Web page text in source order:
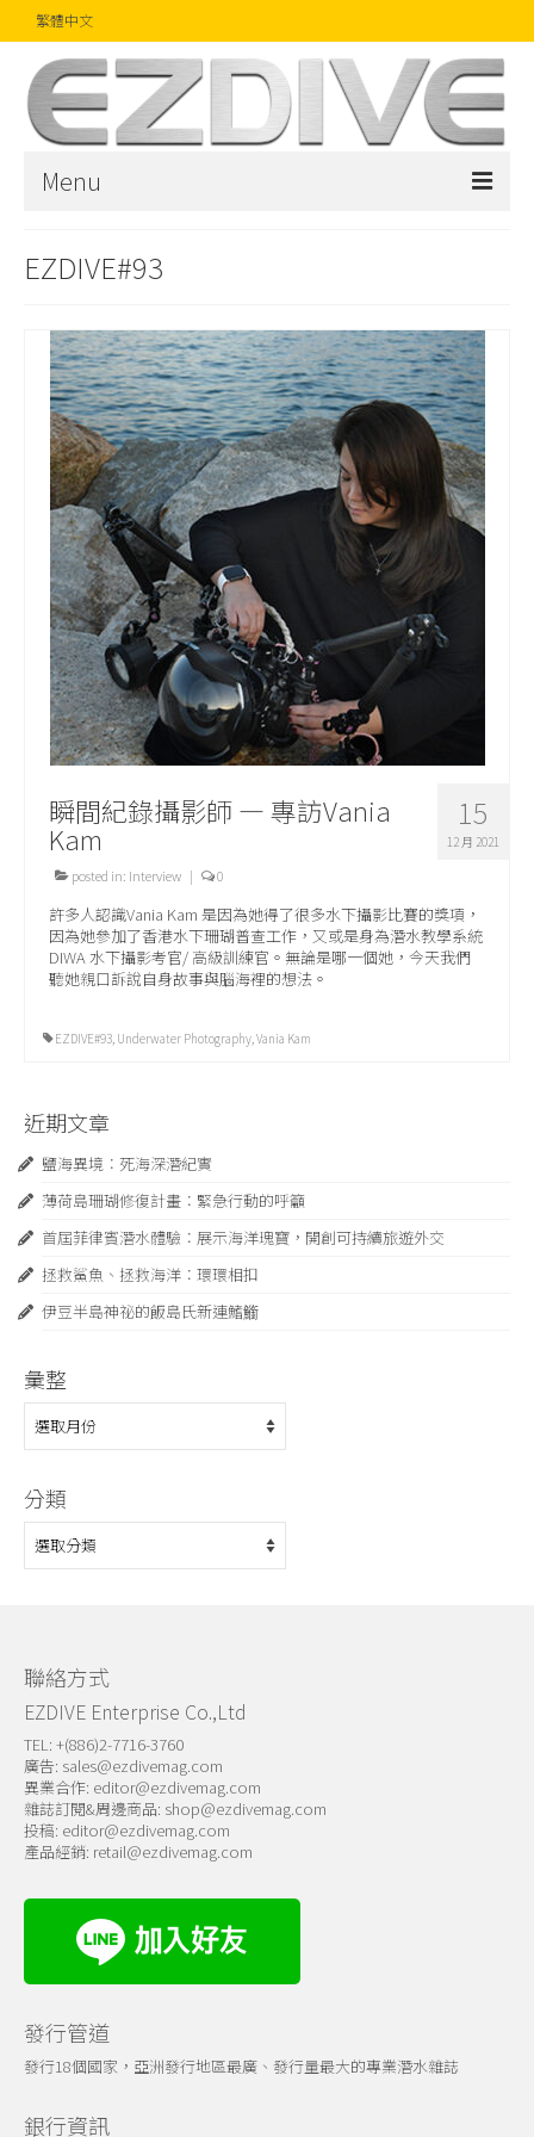
繁體中文
Menu
文章
精品
攝影比賽
話題焦點
關於我們
EZDIVE#93
15
12 月 2021
瞬間紀錄攝影師 — 專訪Vania
Kam
posted in: Interview | 0
許多人認識Vania Kam 是因為她得了很多水下攝影比賽的獎項，
因為她參加了香港水下珊瑚普查工作，又或是身為潛水教學系統
DIWA 水下攝影考官/ 高級訓練官。無論是哪一個她，今天我們
聽她親口訴說自身故事與腦海裡的想法。
EZDIVE#93 Underwater Photography Vania Kam
近期文章
鹽海異境：死海深潛紀實
薄荷島珊瑚修復計畫：緊急⾏動的呼籲
首屆菲律賓潛水體驗：展示海洋瑰寶，開創可持續旅遊外交
拯救鯊魚、拯救海洋：環環相扣
伊豆半島神祕的飯島氏新連鰭䲗
彙整
彙
整
分類
分
類
聯絡方式
EZDIVE Enterprise Co.,Ltd
TEL: +(886)2-7716-3760
廣告: sales@ezdivemag.com
異業合作: editor@ezdivemag.com
雜誌訂閱&周邊商品: shop@ezdivemag.com
投稿: editor@ezdivemag.com
產品經銷: retail@ezdivemag.com
發行管道
發行18個國家，亞洲發行地區最廣、發行量最大的專業潛水雜誌
銀行資訊